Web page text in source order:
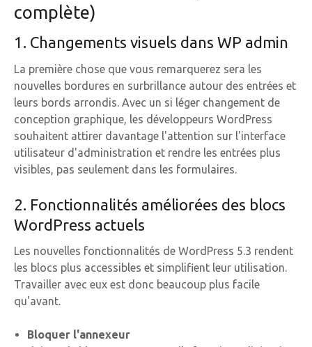
complète)
1. Changements visuels dans WP admin
La première chose que vous remarquerez sera les
nouvelles bordures en surbrillance autour des entrées et
leurs bords arrondis. Avec un si léger changement de
conception graphique, les développeurs WordPress
souhaitent attirer davantage l'attention sur l'interface
utilisateur d'administration et rendre les entrées plus
visibles, pas seulement dans les formulaires.
2. Fonctionnalités améliorées des blocs
WordPress actuels
Les nouvelles fonctionnalités de WordPress 5.3 rendent
les blocs plus accessibles et simplifient leur utilisation.
Travailler avec eux est donc beaucoup plus facile
qu'avant.
Bloquer l'annexeur